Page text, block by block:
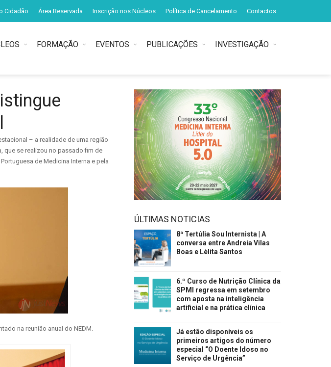
Cidadão Área Reservada Inscrição nos Núcleos Política de Cancelamento Contactos
FORMAÇÃO EVENTOS PUBLICAÇÕES INVESTIGAÇÃO
– a realidade de uma região
que se realizou no passado fim de
de Medicina Interna e pela
na reunião anual do NEDM.
ÚLTIMAS NOTICIAS
8ª Tertúlia Sou Internista | A
conversa entre Andreia Vilas
Boas e Lèlita Santos
6.º Curso de Nutrição Clínica da
SPMI regressa em setembro
com aposta na inteligência
artificial e na prática clínica
Já estão disponíveis os
primeiros artigos do número
especial “O Doente Idoso no
Serviço de Urgência”